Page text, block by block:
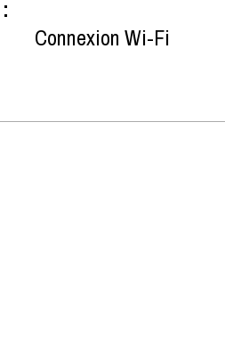
:
Connexion Wi-Fi